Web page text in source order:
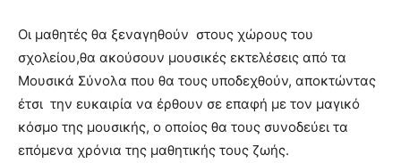
Οι μαθητές θα ξεναγηθούν στους χώρους του
σχολείου,θα ακούσουν μουσικές εκτελέσεις από τα
Μουσικά Σύνολα που θα τους υποδεχθούν, αποκτώντας
έτσι την ευκαιρία να έρθουν σε επαφή με τον μαγικό
κόσμο της μουσικής, ο οποίος θα τους συνοδεύει τα
επόμενα χρόνια της μαθητικής τους ζωής.